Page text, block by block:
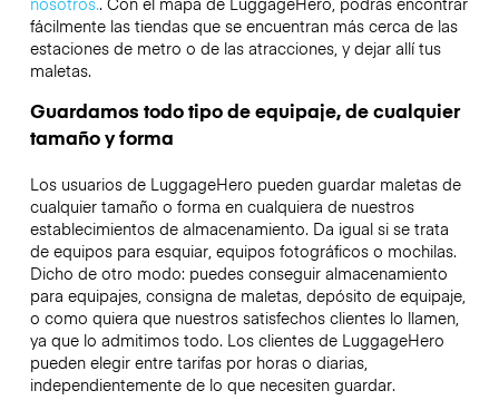
fácilmente las tiendas que se encuentran más cerca de las
estaciones de metro o de las atracciones, y dejar allí tus
maletas.
Guardamos todo tipo de equipaje, de cualquier
tamaño y forma
Los usuarios de LuggageHero pueden guardar maletas de
cualquier tamaño o forma en cualquiera de nuestros
establecimientos de almacenamiento. Da igual si se trata
de equipos para esquiar, equipos fotográficos o mochilas.
Dicho de otro modo: puedes conseguir almacenamiento
para equipajes, consigna de maletas, depósito de equipaje,
o como quiera que nuestros satisfechos clientes lo llamen,
ya que lo admitimos todo. Los clientes de LuggageHero
pueden elegir entre tarifas por horas o diarias,
independientemente de lo que necesiten guardar.